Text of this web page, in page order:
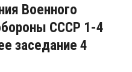
Военного
СССР 1-4
заседание 4